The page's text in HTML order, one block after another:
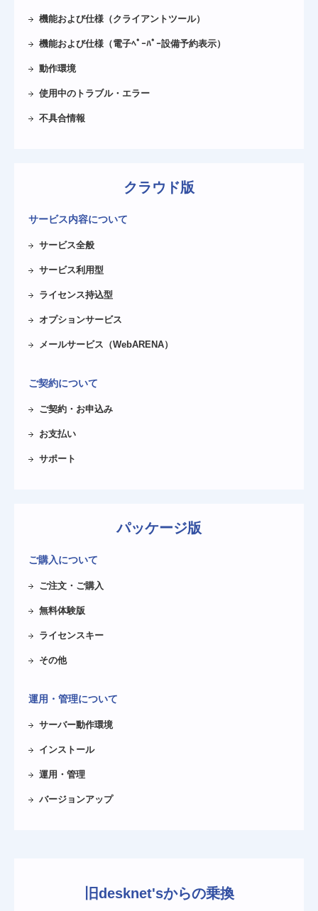
機能および仕様（クライアントツール）
機能および仕様（電子ﾍﾟｰﾊﾟｰ設備予約表示）
動作環境
使用中のトラブル・エラー
不具合情報
クラウド版
サービス内容について
サービス全般
サービス利用型
ライセンス持込型
オプションサービス
メールサービス（WebARENA）
ご契約について
ご契約・お申込み
お支払い
サポート
パッケージ版
ご購入について
ご注文・ご購入
無料体験版
ライセンスキー
その他
運用・管理について
サーバー動作環境
インストール
運用・管理
バージョンアップ
旧desknet'sからの乗換